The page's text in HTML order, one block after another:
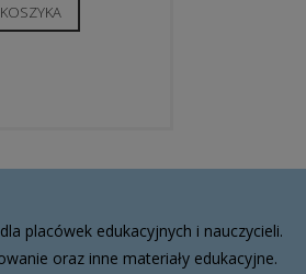
placówek edukacyjnych i nauczycieli.
oraz inne materiały edukacyjne.